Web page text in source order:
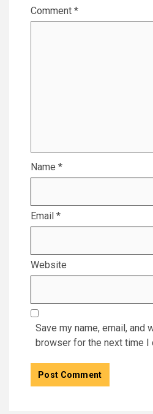
Comment *
Name *
Email *
Website
Save my name, email, and
browser for the next time I